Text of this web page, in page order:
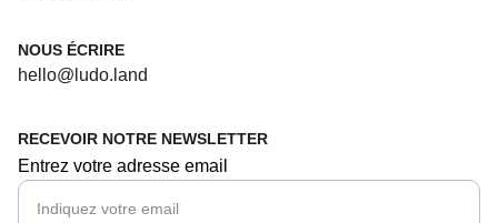
NOUS ÉCRIRE
RECEVOIR NOTRE NEWSLETTER
hello@ludo.land
Entrez votre adresse email